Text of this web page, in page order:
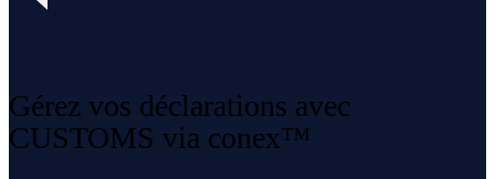
Gérez vos déclarations avec
CUSTOMS via conex™